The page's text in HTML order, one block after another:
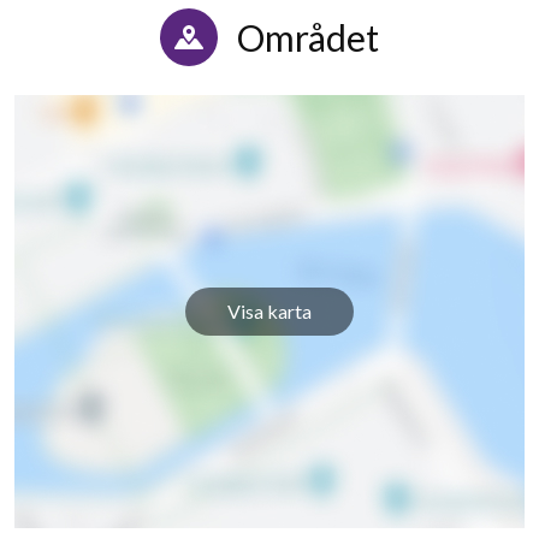
Området
Visa karta